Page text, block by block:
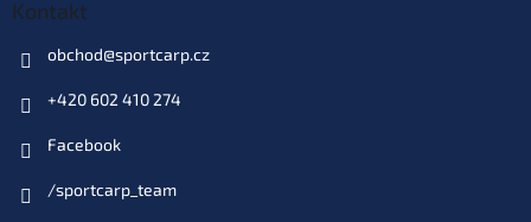
Kontakt
obchod@sportcarp.cz
+420 602 410 274
Facebook
/sportcarp_team